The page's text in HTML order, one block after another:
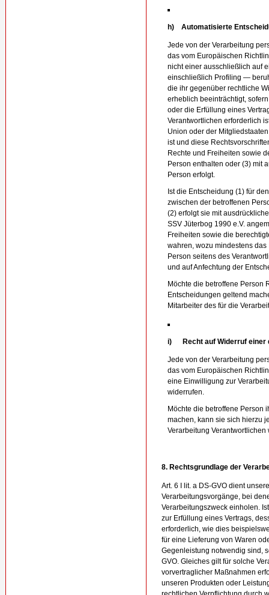
h) Automatisierte
Jede von der Verarbeitung
das vom Europäischen
nicht einer ausschließlich auf
einschließlich Profiling —
die ihr gegenüber rechtliche
erheblich beeinträchtigt,
oder die Erfüllung eines
Verantwortlichen erforderlich
Union oder der
ist und diese
Rechte und Freiheiten sowie
Person enthalten oder (3) mit
Person erfolgt.
Ist die Entscheidung (1) für
zwischen der betroffenen
(2) erfolgt sie mit
SSV Jüterbog 1990 e.V.
Freiheiten sowie die
wahren, wozu mindestens
Person seitens des
und auf Anfechtung der
Möchte die betroffene Person
Entscheidungen geltend
Mitarbeiter des für die
i) Recht auf Widerruf einer
Jede von der Verarbeitung
das vom Europäischen
eine Einwilligung zur
widerrufen.
Möchte die betroffene Person
machen, kann sie sich hierzu
Verarbeitung Verantwortlichen
8. Rechtsgrundlage der
Art. 6 I lit. a DS-GVO dient
Verarbeitungsvorgänge, bei
Verarbeitungszweck einholen.
zur Erfüllung eines Vertrags,
erforderlich, wie dies
für eine Lieferung von Waren
Gegenleistung notwendig sind,
GVO. Gleiches gilt für solche
vorvertraglicher Maßnahmen
unseren Produkten oder